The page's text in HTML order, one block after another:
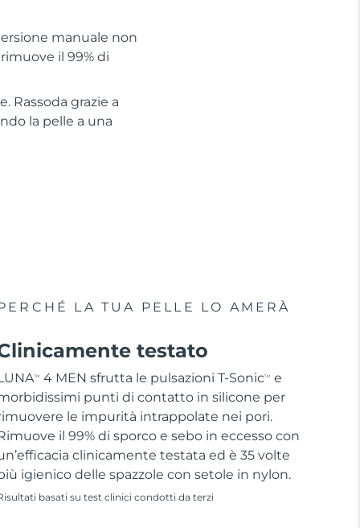
manuale non
il 99% di
Rassoda grazie a
la pelle a una
LA TUA PELLE LO AMERÀ
testato
TM 4 MEN sfrutta le pulsazioni T-SonicTM
e
punti di contatto in silicone per
le impurità intrappolate nei pori.
il 99% di sporco e sebo in eccesso con
clinicamente testata ed è 35 volte
igienico delle spazzole con setole in nylon.
basati su test clinici condotti da terzi